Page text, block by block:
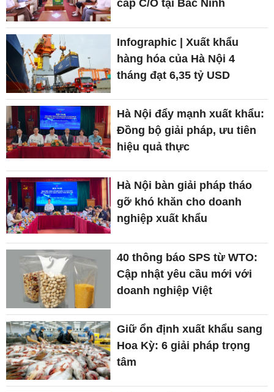
cấp C/O tại Bắc Ninh
Infographic | Xuất khẩu
hàng hóa của Hà Nội 4
tháng đạt 6,35 tỷ USD
Hà Nội đẩy mạnh xuất khẩu:
Đồng bộ giải pháp, ưu tiên
hiệu quả thực
Hà Nội bàn giải pháp tháo
gỡ khó khăn cho doanh
nghiệp xuất khẩu
40 thông báo SPS từ WTO:
Cập nhật yêu cầu mới với
doanh nghiệp Việt
Giữ ổn định xuất khẩu sang
Hoa Kỳ: 6 giải pháp trọng
tâm